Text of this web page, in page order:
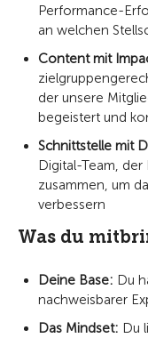
Performance-
an welchen
Content mit
der unsere
begeistert und
Schnittstelle mit
Digital-Team,
zusammen, um
verbessern
Was du
Deine Base: Du
nachweisbarer
Das Mindset: Du